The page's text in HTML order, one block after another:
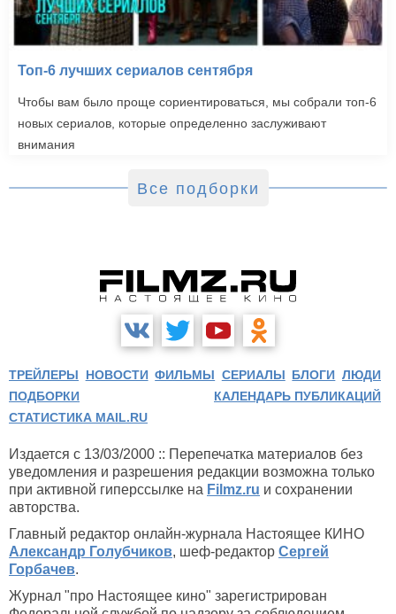
Изгоняющий дьявола:
Начало (2004)
Топ-6 лучших сериалов сентября
Чтобы вам было проще сориентироваться, мы собрали топ-6
новых сериалов, которые определенно заслуживают
внимания
Все подборки
ТРЕЙЛЕРЫ НОВОСТИ ФИЛЬМЫ СЕРИАЛЫ БЛОГИ ЛЮДИ
ПОДБОРКИ
КАЛЕНДАРЬ ПУБЛИКАЦИЙ
СТАТИСТИКА MAIL.RU
Издается с 13/03/2000 :: Перепечатка материалов без
уведомления и разрешения редакции возможна только
при активной гиперссылке на Filmz.ru и сохранении
авторства.
Главный редактор онлайн-журнала Настоящее КИНО
Александр Голубчиков, шеф-редактор Сергей
Горбачев.
Журнал "про Настоящее кино" зарегистрирован